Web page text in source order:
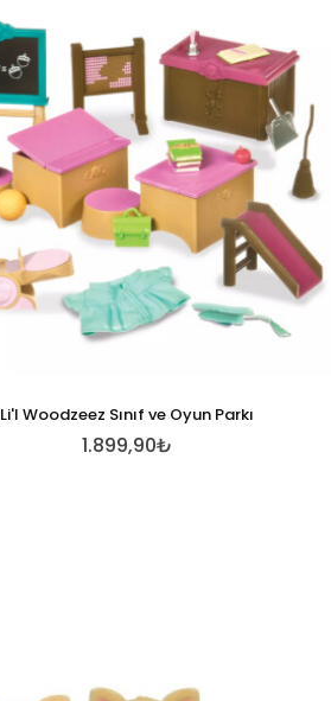
Li'l Woodzeez Sınıf ve Oyun Parkı
1.899,90₺